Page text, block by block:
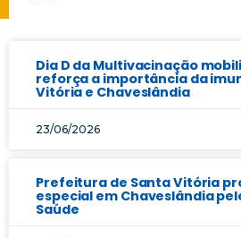
Dia D da Multivacinação
reforça a importância da
Vitória e Chaveslândia
23/06/2026
Prefeitura de Santa Vitória
especial em Chaveslândia
Saúde